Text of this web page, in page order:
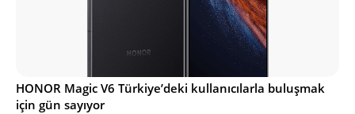
HONOR Magic V6 Türkiye’deki kullanıcılarla buluşmak
için gün sayıyor